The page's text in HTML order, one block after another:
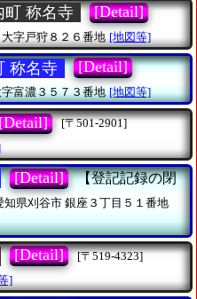
町 称名寺 [Detail]
大字戸狩８２６番地 [地図等]
称名寺 [Detail]
富濃３５７３番地 [地図等]
[〒501-2901]
[Detail]
【登記記録の閉
知県刈谷市 銀座３丁目５１番地
[Detail]
[〒519-4323]
]